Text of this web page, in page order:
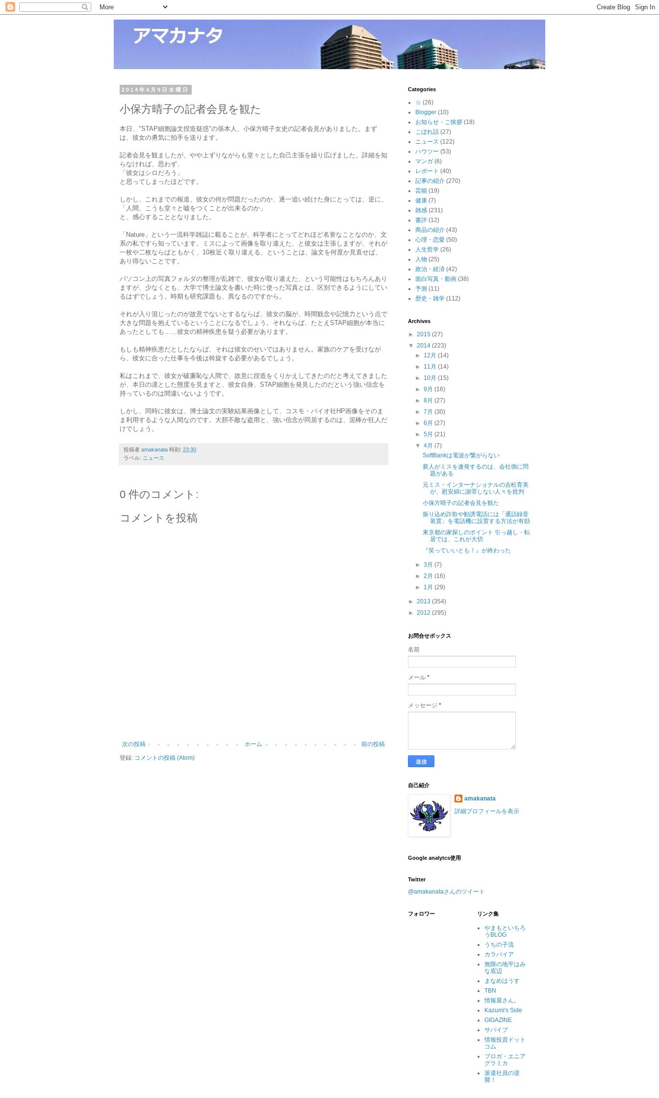
2014年4月9日水曜日
小保方晴子の記者会見を観た
本日、"STAP細胞論文捏造疑惑"の張本人、小保方晴子女史の記者会見がありました。まず
は、彼女の勇気に拍手を送ります。
記者会見を観ましたが、やや上ずりながらも堂々とした自己主張を繰り広げました。詳細を知
らなければ、思わず、
「彼女はシロだろう」
と思ってしまったほどです。
しかし、これまでの報道、彼女の何が問題だったのか、逐一追い続けた身にとっては、逆に、
「人間、こうも堂々と嘘をつくことが出来るのか」
と、感心することとなりました。
「Nature」という一流科学雑誌に載ることが、科学者にとってどれほど名誉なことなのか、文
系の私ですら知っています。ミスによって画像を取り違えた、と彼女は主張しますが、それが
一枚や二枚ならばともかく、10枚近く取り違える、ということは、論文を何度か見直せば、
あり得ないことです。
パソコン上の写真フォルダの整理が乱雑で、彼女が取り違えた、という可能性はもちろんあり
ますが、少なくとも、大学で博士論文を書いた時に使った写真とは、区別できるようにしてい
るはずでしょう。時期も研究課題も、異なるのですから。
それが入り混じったのが故意でないとするならば、彼女の脳が、時間観念や記憶力という点で
大きな問題を抱えているということになるでしょう。それならば、たとえSTAP細胞が本当に
あったとしても……彼女の精神疾患を疑う必要があります。
もしも精神疾患だとしたならば、それは彼女のせいではありません。家族のケアを受けなが
ら、彼女に合った仕事を今後は斡旋する必要があるでしょう。
私はこれまで、彼女が破廉恥な人間で、故意に捏造をくりかえしてきたのだと考えてきました
が、本日の凛とした態度を見ますと、彼女自身、STAP細胞を発見したのだという強い信念を
持っているのは間違いないようです。
しかし、同時に彼女は、博士論文の実験結果画像として、コスモ・バイオ社HP画像をそのま
ま利用するような人間なのです。大胆不敵な盗用と、強い信念が同居するのは、泥棒か狂人だ
けでしょう。
投稿者 amakanata 時刻: 23:30
ラベル: ニュース
0 件のコメント:
コメントを投稿
次の投稿 前の投稿
ホーム
登録: コメントの投稿 (Atom)
Categories
☆ (26)
Blogger (10)
お知らせ・ご挨拶 (18)
こぼれ話 (27)
ニュース (122)
ハウツー (53)
マンガ (6)
レポート (40)
記事の紹介 (270)
芸能 (19)
健康 (7)
雑感 (231)
書評 (12)
商品の紹介 (43)
心理・恋愛 (50)
人生哲学 (26)
人物 (25)
政治・経済 (42)
面白写真・動画 (38)
予測 (11)
歴史・雑学 (112)
Archives
► 2015 (27)
▼ 2014 (223)
► 12月(14)
► 11月(14)
► 10月(15)
►9月(16)
►8月(27)
►7月(30)
►6月(27)
►5月(21)
▼4月(7)
SoftBankは電波が繋がらない
新人がミスを連発するのは、会社側に問
題がある
元ミス・インターナショナルの吉松育美
が、慰安婦に謝罪しない人々を批判
小保方晴子の記者会見を観た
振り込め詐欺や勧誘電話には「通話録音
装置」を電話機に設置する方法が有効
東京都の家探しのポイント 引っ越し・転
居では、これが大切
『笑っていいとも！』が終わった
►3月(7)
►2月(16)
► 1月(29)
► 2013 (354)
► 2012 (295)
お問合せボックス
名前
メール *
メッセージ *
自己紹介
amakanata
詳細プロフィールを表示
Google analytcs使用
Twitter
@amakanataさんのツイート
フォロワー リンク集
やまもといちろ
うBLOG
うちの子流
カラパイア
無限の地平はみ
な底辺
まなめはうす
TBN
情報屋さん。
Kazumi's Side
GIGAZINE
サバイブ
情報投資ドット
コム
ブロガ・エニア
グラミカ
派遣社員の逆
襲！